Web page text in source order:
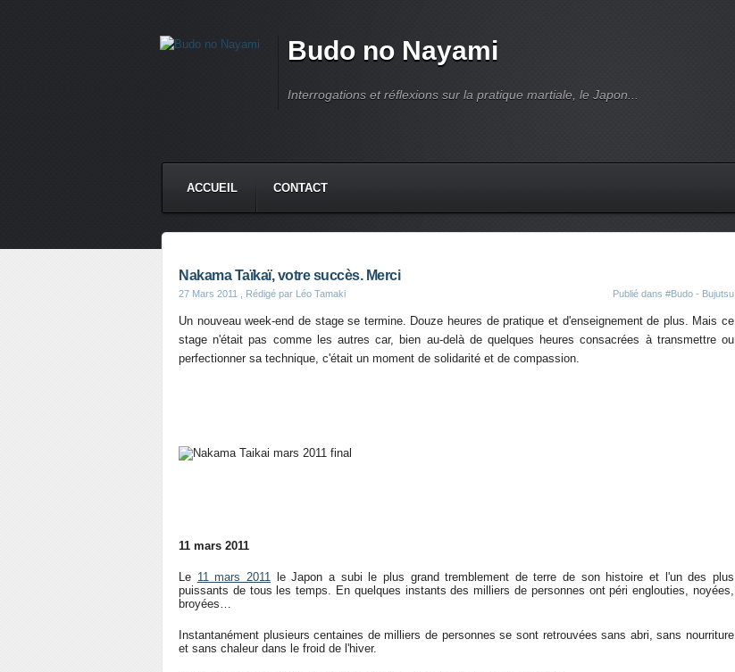
Budo no Nayami
Interrogations et réflexions sur la pratique martiale, le Japon...
ACCUEIL CONTACT
Nakama Taïkaï, votre succès. Merci
27 Mars 2011 , Rédigé par Léo Tamaki Publié dans #Budo - Bujutsu
Un nouveau week-end de stage se termine. Douze heures de pratique et d'enseignement de plus. Mais ce
stage n'était pas comme les autres car, bien au-delà de quelques heures consacrées à transmettre ou
perfectionner sa technique, c'était un moment de solidarité et de compassion.
11 mars 2011
Le 11 mars 2011le Japon a subi le plus grand tremblement de terre de son histoire et l'un des plus
puissants de tous les temps. En quelques instants des milliers de personnes ont péri englouties, noyées,
broyées…
Instantanément plusieurs centaines de milliers de personnes se sont retrouvées sans abri, sans nourriture
et sans chaleur dans le froid de l'hiver.